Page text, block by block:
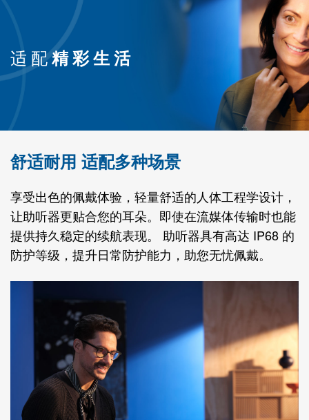
适配精彩生活
舒适耐用 适配多种场景
享受出色的佩戴体验，轻量舒适的人体工程学设计，
让助听器更贴合您的耳朵。即使在流媒体传输时也能
提供持久稳定的续航表现。 助听器具有高达 IP68 的
防护等级，提升日常防护能力，助您无忧佩戴。